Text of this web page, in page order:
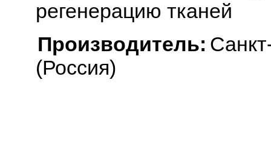
регенерацию тканей
Производитель:
(Россия)